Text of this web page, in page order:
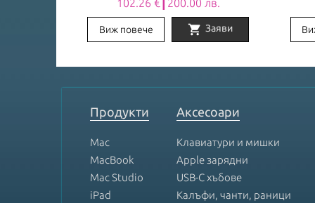
102.26 €┃200.00 лв.
Виж повече shopping_cart Заяви
1
Продукти
Mac
MacBook
Mac Studio
iPad
Аксесоари
Клавиатури и мишки
Apple зарядни
USB-C хъбове
Калъфи, чанти, раници